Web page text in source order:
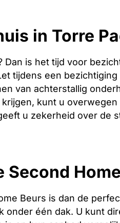
in Torre
is het tijd voor
tijdens een bezichtiging
van achterstallig
kunt u overwegen
u zekerheid over de
Beurs is dan de
onder één dak. U kunt